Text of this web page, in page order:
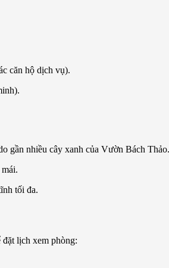
căn hộ dịch vụ).
gần nhiều cây xanh của Vườn Bách Thảo.
tối đa.
lịch xem phòng: